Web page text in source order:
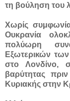
τη βούληση του
Χωρίς
Ουκρανία
πολύωρη
Εξωτερικών
στο Λονδίνο,
βαρύτητας
Κυριακής στην